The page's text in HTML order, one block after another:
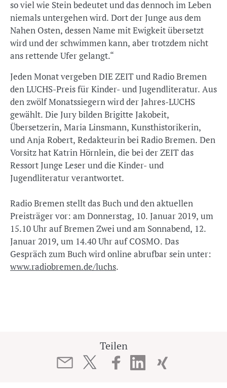
so viel wie Stein bedeutet und das dennoch im Leben
niemals untergehen wird. Dort der Junge aus dem
Nahen Osten, dessen Name mit Ewigkeit übersetzt
wird und der schwimmen kann, aber trotzdem nicht
ans rettende Ufer gelangt.“
Jeden Monat vergeben DIE ZEIT und Radio Bremen
den LUCHS-Preis für Kinder- und Jugendliteratur. Aus
den zwölf Monatssiegern wird der Jahres-LUCHS
gewählt. Die Jury bilden Brigitte Jakobeit,
Übersetzerin, Maria Linsmann, Kunsthistorikerin,
und Anja Robert, Redakteurin bei Radio Bremen. Den
Vorsitz hat Katrin Hörnlein, die bei der ZEIT das
Ressort Junge Leser und die Kinder- und
Jugendliteratur verantwortet.
Radio Bremen stellt das Buch und den aktuellen
Preisträger vor: am Donnerstag, 10. Januar 2019, um
15.10 Uhr auf Bremen Zwei und am Sonnabend, 12.
Januar 2019, um 14.40 Uhr auf COSMO. Das
Gespräch zum Buch wird online abrufbar sein unter:
www.radiobremen.de/luchs.
Teilen